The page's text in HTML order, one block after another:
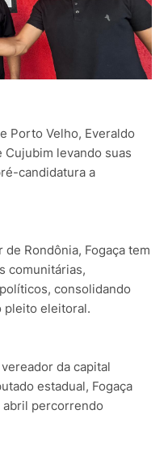
Porto Velho, Everaldo
Cujubim levando suas
candidatura a
Rondônia, Fogaça tem
comunitárias,
consolidando
pleito eleitoral.
da capital
estadual, Fogaça
abril percorrendo